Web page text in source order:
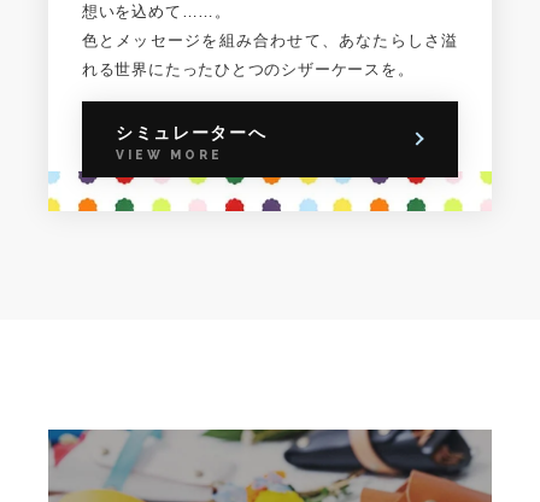
想いを込めて……。
色とメッセージを組み合わせて、あなたらしさ溢
れる世界にたったひとつのシザーケースを。
シミュレーターへ
VIEW MORE